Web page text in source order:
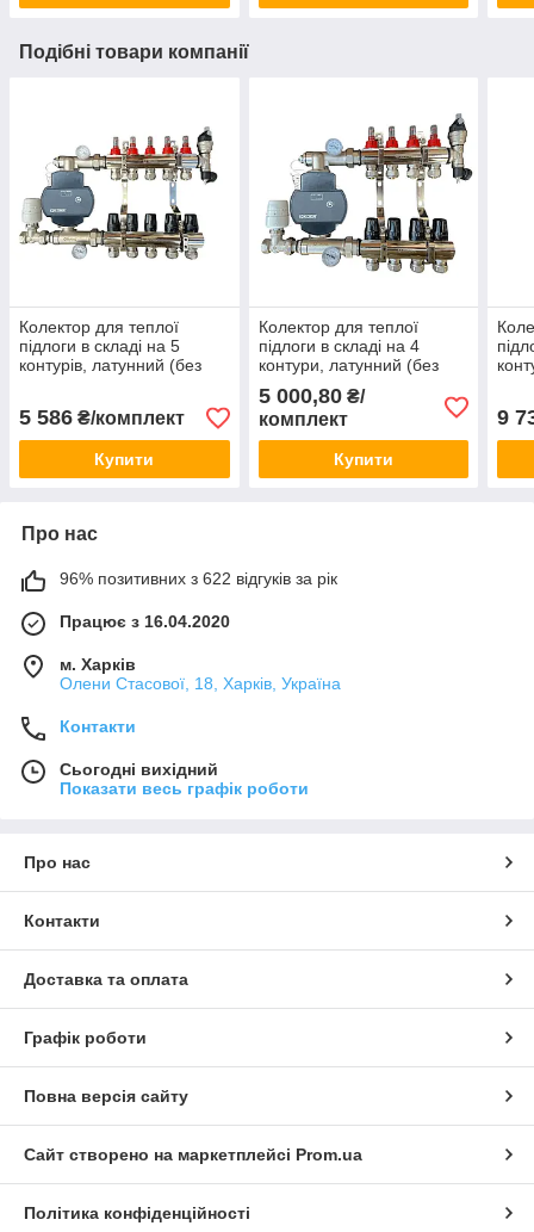
Подібні товари компанії
Колектор для теплої
підлоги в складі на 5
контурів, латунний (без
5 586 ₴/комплект
Купити
Колектор для теплої
підлоги в складі на 4
контури, латунний (без
Туреччина
5 000,80₴/
комплект
Купити
9
Про нас
96% позитивних з 622 відгуків за рік
Працює з 16.04.2020
м. Харків
Олени Стасової, 18, Харків, Україна
Контакти
Сьогодні вихідний
Показати весь графік роботи
Про нас
Контакти
Доставка та оплата
Графік роботи
Повна версія сайту
Сайт створено на маркетплейсі Prom.ua
Політика конфіденційності